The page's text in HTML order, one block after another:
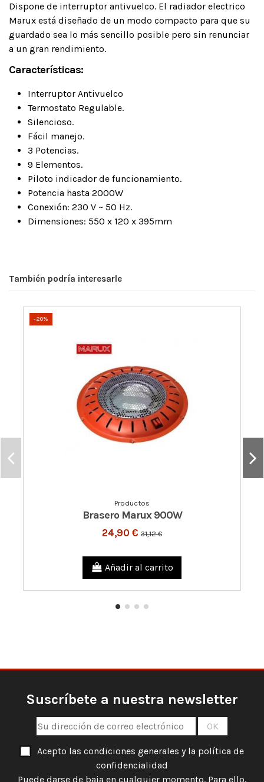
Dispone de interruptor antivuelco. El radiador electrico
Marux está diseñado de un modo compacto para que su
guardado sea lo más sencillo posible pero sin renunciar
a un gran rendimiento.
Características:
Interruptor Antivuelco
Termostato Regulable.
Silencioso.
Fácil manejo.
3 Potencias.
9 Elementos.
Piloto indicador de funcionamiento.
Potencia hasta 2000W
Conexión: 230 V ~ 50 Hz.
Dimensiones: 550 x 120 x 395mm
También podría interesarle
-20%
Productos
Brasero Marux 900W
24,90 € 31,12 €
Añadir al carrito
Suscríbete a nuestra newsletter
Acepto las condiciones generales y la política de
confidencialidad
Puede darse de baja en cualquier momento. Para ello,